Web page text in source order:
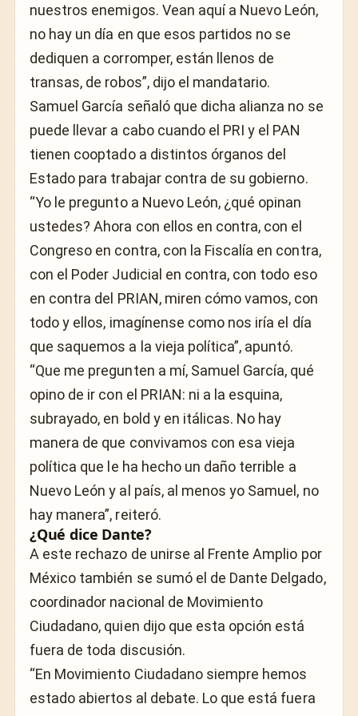
nuestros enemigos. Vean aquí a Nuevo León,
no hay un día en que esos partidos no se
dediquen a corromper, están llenos de
transas, de robos”, dijo el mandatario.
Samuel García señaló que dicha alianza no se
puede llevar a cabo cuando el PRI y el PAN
tienen cooptado a distintos órganos del
Estado para trabajar contra de su gobierno.
“Yo le pregunto a Nuevo León, ¿qué opinan
ustedes? Ahora con ellos en contra, con el
Congreso en contra, con la Fiscalía en contra,
con el Poder Judicial en contra, con todo eso
en contra del PRIAN, miren cómo vamos, con
todo y ellos, imagínense como nos iría el día
que saquemos a la vieja política”, apuntó.
“Que me pregunten a mí, Samuel García, qué
opino de ir con el PRIAN: ni a la esquina,
subrayado, en bold y en itálicas. No hay
manera de que convivamos con esa vieja
política que le ha hecho un daño terrible a
Nuevo León y al país, al menos yo Samuel, no
hay manera”, reiteró.
¿Qué dice Dante?
A este rechazo de unirse al Frente Amplio por
México también se sumó el de Dante Delgado,
coordinador nacional de Movimiento
Ciudadano, quien dijo que esta opción está
fuera de toda discusión.
“En Movimiento Ciudadano siempre hemos
estado abiertos al debate. Lo que está fuera